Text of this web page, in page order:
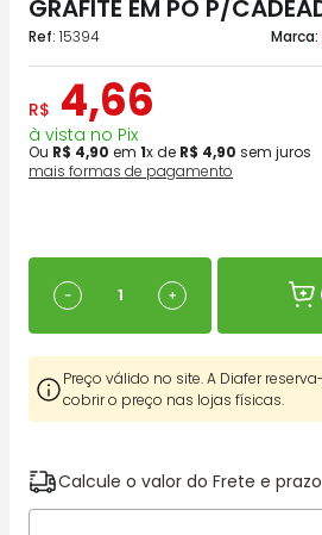
GRAFITE EM PO P/
: 15394
R$ 4,66
à vista no Pix
Ou R$ 4,90 em 1x de R$ 4,90 sem juros
mais formas de pagamento
＋
－
Preço válido no site. A Diafer
cobrir o preço nas lojas físicas.
Calcule o valor do Frete e
5 º